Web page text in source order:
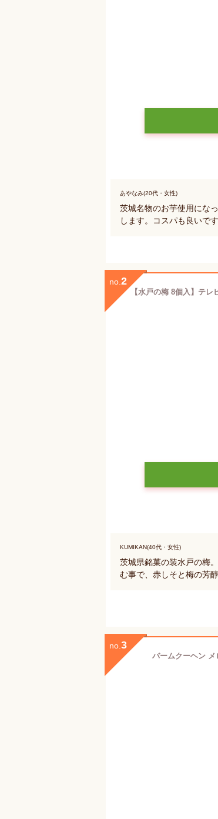
あやなみ(20代・女性)
茨城名物のお芋使用にな
します。コスパも良いです
no. 2
KUMIKAN(40代・女性)
茨城県銘菓の装水戸の梅
む事で、赤しそと梅の芳
no. 3
バームクーヘン